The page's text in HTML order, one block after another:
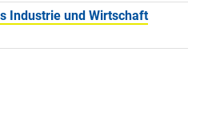
Industrie und Wirtschaft